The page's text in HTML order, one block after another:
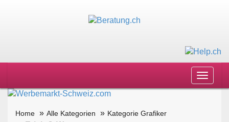
Toggle
Home Alle Kategorien Kategorie Grafiker